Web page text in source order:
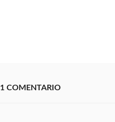
1 COMENTARIO